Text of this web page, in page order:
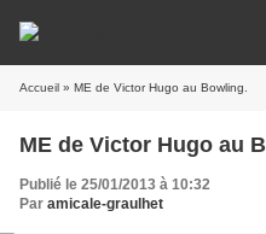
Accueil » ME de Victor Hugo au Bowling.
ME de Victor Hugo au
Publié le 25/01/2013 à 10:32
Par amicale-graulhet